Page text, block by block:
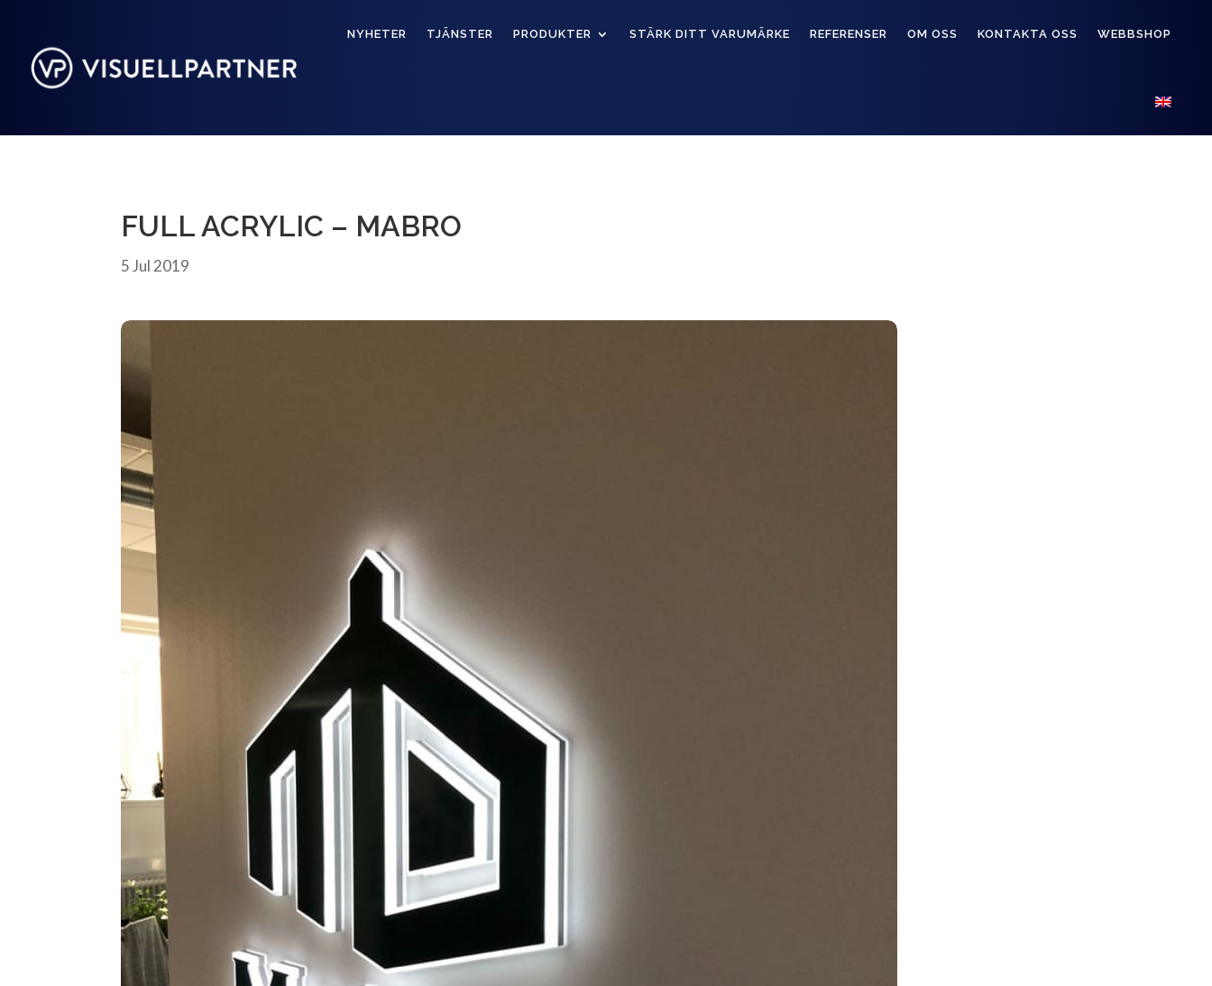
NYHETER TJÄNSTER PRODUKTER STÄRK DITT VARUMÄRKE REFERENSER OM OSS KONTAKTA OSS WEBBSHOP
FULL ACRYLIC – MABRO
5 Jul 2019